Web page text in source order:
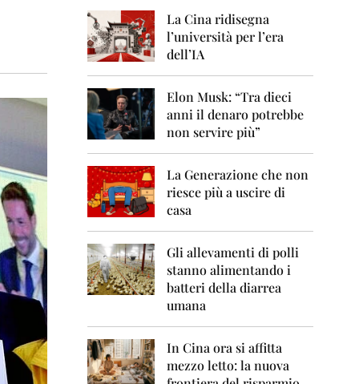
2
0
0
8
2
0
0
9
2
La Cina ridisegna
l’università per l’era
dell’IA
Elon Musk: “Tra dieci
anni il denaro potrebbe
non servire più”
La Generazione che non
riesce più a uscire di
casa
Gli allevamenti di polli
stanno alimentando i
batteri della diarrea
umana
In Cina ora si affitta
mezzo letto: la nuova